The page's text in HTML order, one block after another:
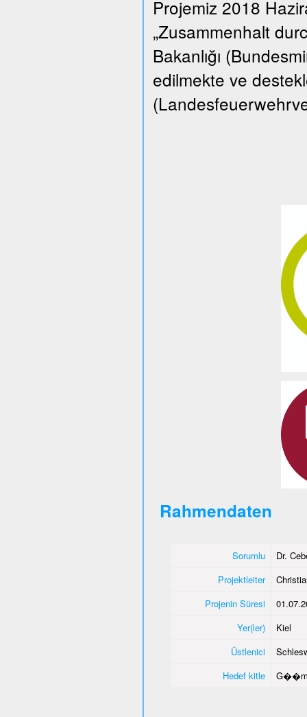
Projemiz 2018
„Zusammenhalt
Bakanlığı
edilmekte ve
Rahmendaten
Sorumlu
Dr.
Projektleiter
Projenin Süresi
Yer(ler)
Kiel
Üstlenici
Hedef kitle